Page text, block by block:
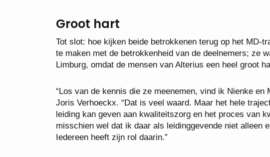
Groot hart
Tot slot: hoe kijken beide betrokkenen terug op het MD-
te maken met de betrokkenheid van de deelnemers; ze
Limburg, omdat de mensen van Alterius een heel groot
“Los van de kennis die ze meenemen, vind ik Nienke
Joris Verhoeckx. “Dat is veel waard. Maar het hele
leiding kan geven aan kwaliteitszorg en het proces van
misschien wel dat ik daar als leidinggevende niet alleen
Iedereen heeft zijn rol daarin.”